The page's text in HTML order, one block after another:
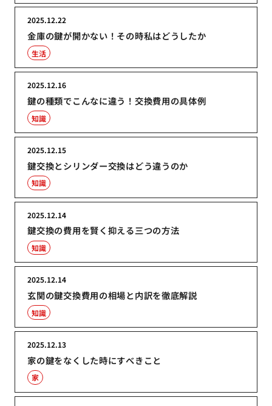
金庫の鍵が開かない！その時私はどうしたか
2025.12.22
生活
鍵の種類でこんなに違う！交換費用の具体例
2025.12.16
知識
鍵交換とシリンダー交換はどう違うのか
2025.12.15
知識
鍵交換の費用を賢く抑える三つの方法
2025.12.14
知識
玄関の鍵交換費用の相場と内訳を徹底解説
2025.12.14
知識
家の鍵をなくした時にすべきこと
2025.12.13
家